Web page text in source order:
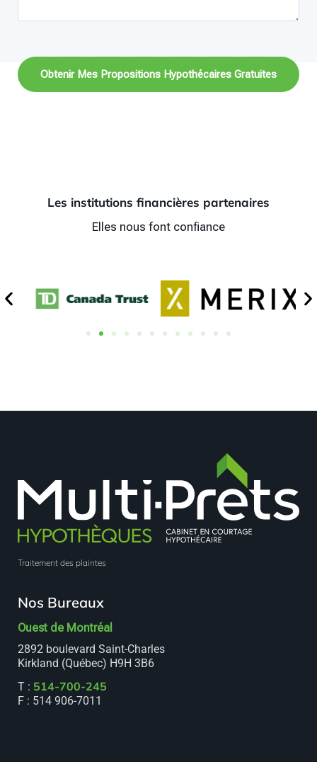
Obtenir Mes Propositions Hypothécaires Gratuites
Les institutions financières partenaires
Elles nous font confiance
Traitement des plaintes
Nos Bureaux
Ouest de Montréal
2892 boulevard Saint-Charles
Kirkland (Québec) H9H 3B6
T : 514-700-245
F : 514 906-7011